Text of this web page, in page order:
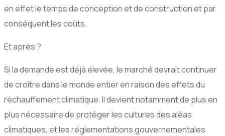
en effet le temps de conception et de construction et par
conséquent les coûts.
Et après ?
Si la demande est déjà élevée, le marché devrait continuer
de croître dans le monde entier en raison des effets du
réchauffement climatique. Il devient notamment de plus en
plus nécessaire de protéger les cultures des aléas
climatiques, et les réglementations gouvernementales